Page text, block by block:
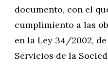
documento, con el
cumplimiento a las
en la Ley 34/2002, de
Servicios de la